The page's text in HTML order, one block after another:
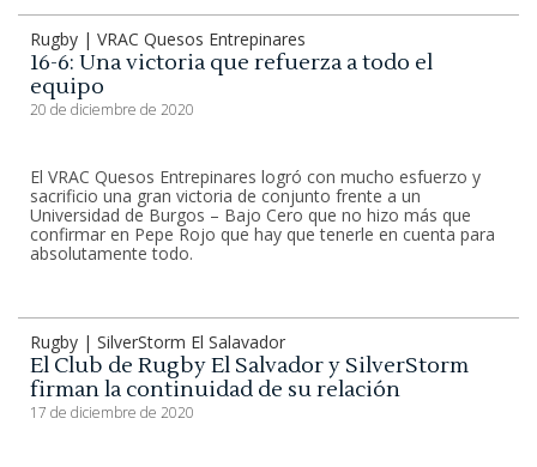
Rugby | VRAC Quesos Entrepinares
16-6: Una victoria que refuerza a todo el
equipo
20 de diciembre de 2020
El VRAC Quesos Entrepinares logró con mucho esfuerzo y
sacrificio una gran victoria de conjunto frente a un
Universidad de Burgos – Bajo Cero que no hizo más que
confirmar en Pepe Rojo que hay que tenerle en cuenta para
absolutamente todo.
Rugby | SilverStorm El Salavador
El Club de Rugby El Salvador y SilverStorm
firman la continuidad de su relación
17 de diciembre de 2020